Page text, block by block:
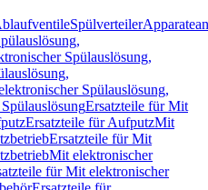
Spülverteiler
Spülauslösung,
Spülauslösung,
Ersatzteile für Mit
Ersatzteile für AufputzMit
Ersatzteile für Mit
Mit elektronischer
für Mit elektronischer